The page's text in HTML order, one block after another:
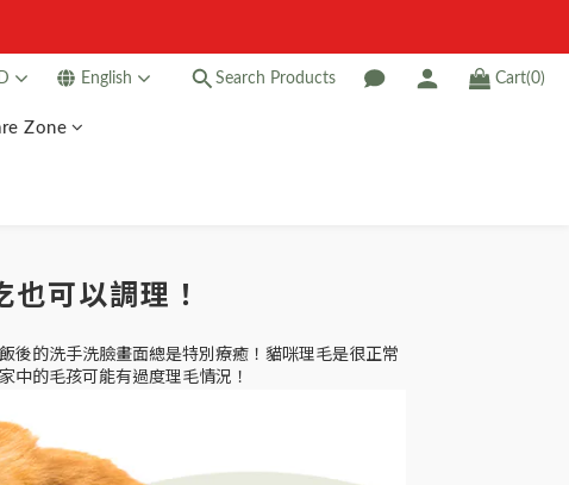
English Search Products Cart(0)
Zone
可以調理！
後的洗手洗臉畫面總是特別療癒！貓咪理毛是很正常
中的毛孩可能有過度理毛情況！